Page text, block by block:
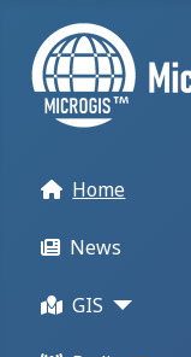
Home
News
GIS